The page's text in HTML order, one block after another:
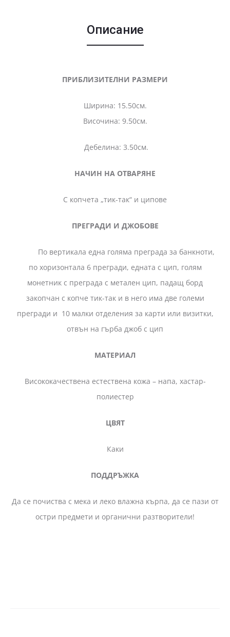
Описание
ПРИБЛИЗИТЕЛНИ РАЗМЕРИ
Ширина: 15.50см.
Височина: 9.50см.
Дебелина: 3.50см.
НАЧИН НА ОТВАРЯНЕ
С копчета „тик-так“ и ципове
ПРЕГРАДИ И ДЖОБОВЕ
По вертикала една голяма преграда за банкноти,
по хоризонтала 6 прегради, едната с цип, голям
монетник с преграда с метален цип, падащ борд
закопчан с копче тик-так и в него има две големи
прегради и 10 малки отделения за карти или визитки,
отвън на гърба джоб с цип
МАТЕРИАЛ
Висококачествена естествена кожа – напа, хастар-
полиестер
ЦВЯТ
Каки
ПОДДРЪЖКА
Да се почиства с мека и леко влажна кърпа, да се пази от
остри предмети и органични разтворители!